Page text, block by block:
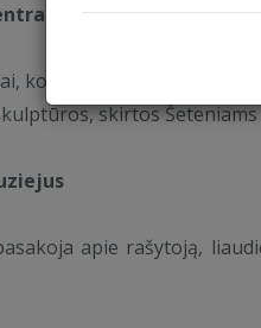
Šeteniuose
konferencijos, veikia
skirtos
apie rašytoją,